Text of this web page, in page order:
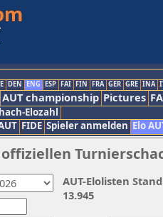
DEN ENG ESP FAI FIN FRA GER GRE INA
AUT championship Pictures
Elozahl
FIDE Spieler anmelden Elo
AUT-Elolisten
13.945